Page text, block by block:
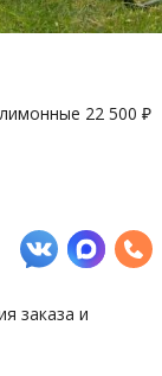
22 500 ₽
заказа и